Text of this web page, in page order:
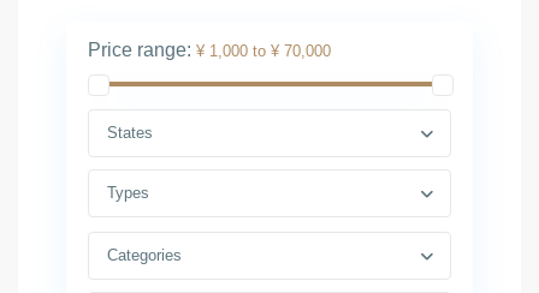
Price range: ¥ 1,000 to ¥ 70,000
States
Types
Categories